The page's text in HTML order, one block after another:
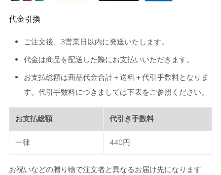
代金引換
ご注文後、 3営業日以内に発送いたします。
代金は商品を配送した際にお支払いいただきます。
お支払総額は商品代金合計＋送料＋代引手数料となりま
す。代引手数料につきましては下表をご参照ください。
お支払総額 代引き手数料
一律 440円
お祝いなどの贈り物で注文者と異なるお届け先になります